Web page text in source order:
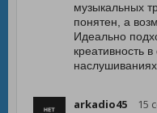
музыкальных
понятен, а
Идеально
креативность
наслушиваниях.
arkadio45 15